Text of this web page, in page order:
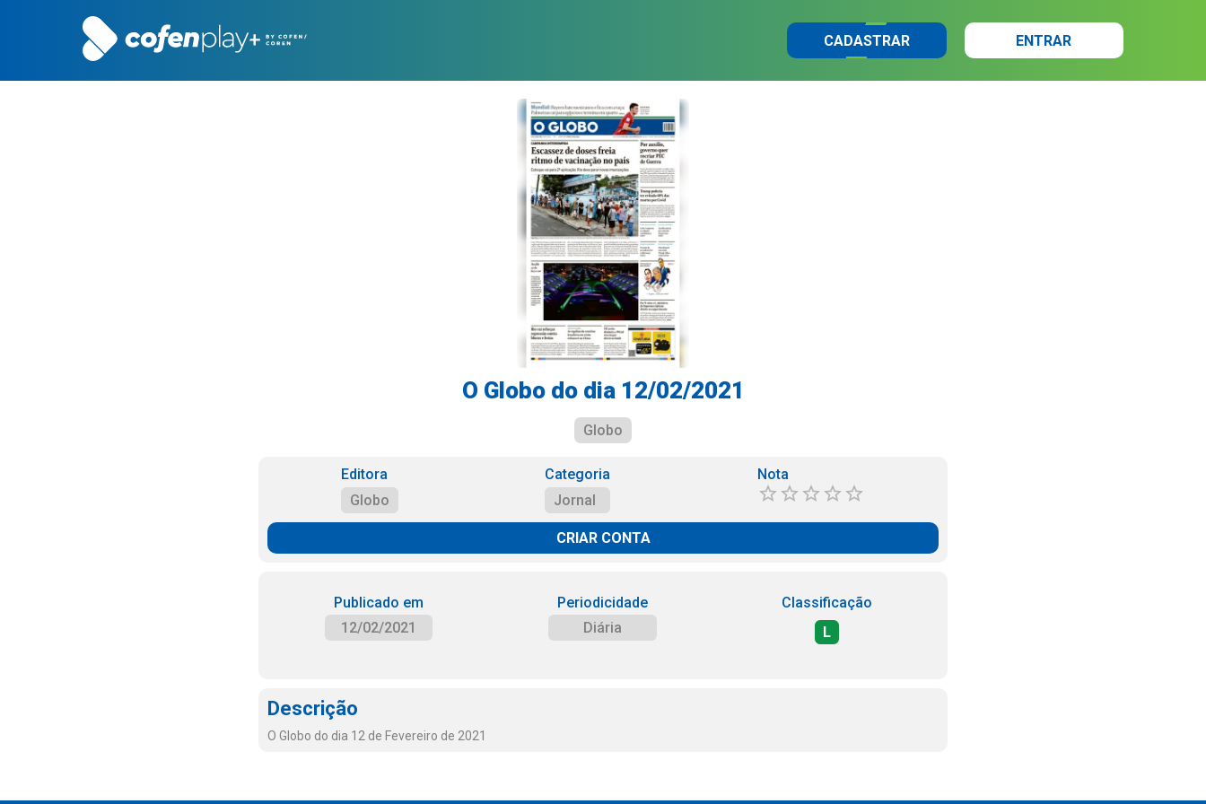
CADASTRAR ENTRAR
O Globo do dia 12/02/2021
Globo
Editora
Globo
Categoria
Jornal
Nota
CRIAR CONTA
Publicado em
12/02/2021
Periodicidade
Diária
Classificação
L
Descrição
O Globo do dia 12 de Fevereiro de 2021